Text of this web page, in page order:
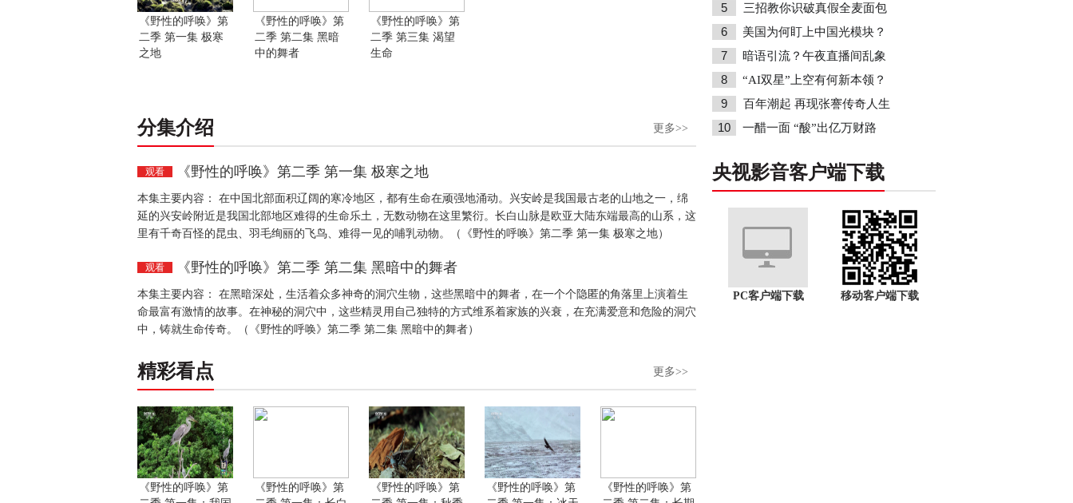
《野性的呼唤》第
二季 第一集 极寒
之地
《野性的呼唤》第
二季 第二集 黑暗
中的舞者
《野性的呼唤》第
二季 第三集 渴望
生命
分集介绍 更多>>
观看 《野性的呼唤》第二季 第一集 极寒之地
本集主要内容： 在中国北部面积辽阔的寒冷地区，都有生命在顽强地涌动。兴安岭是我国最古老的山地之一，绵
延的兴安岭附近是我国北部地区难得的生命乐土，无数动物在这里繁衍。长白山脉是欧亚大陆东端最高的山系，这
里有千奇百怪的昆虫、羽毛绚丽的飞鸟、难得一见的哺乳动物。（《野性的呼唤》第二季 第一集 极寒之地）
观看 《野性的呼唤》第二季 第二集 黑暗中的舞者
本集主要内容： 在黑暗深处，生活着众多神奇的洞穴生物，这些黑暗中的舞者，在一个个隐匿的角落里上演着生
命最富有激情的故事。在神秘的洞穴中，这些精灵用自己独特的方式维系着家族的兴衰，在充满爱意和危险的洞穴
中，铸就生命传奇。（《野性的呼唤》第二季 第二集 黑暗中的舞者）
精彩看点 更多>>
《野性的呼唤》第
《野性的呼唤》第
《野性的呼唤》第
《野性的呼唤》第
《野性的呼唤》第
5 三招教你识破真假全麦面包
6 美国为何盯上中国光模块？
7 暗语引流？午夜直播间乱象
8 “AI双星”上空有何新本领？
9 百年潮起 再现张謇传奇人生
10 一醋一面 “酸”出亿万财路
央视影音客户端下载
PC客户端下载 移动客户端下载